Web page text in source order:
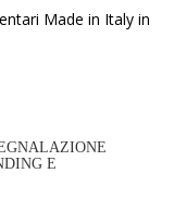
Made in Italy in
E